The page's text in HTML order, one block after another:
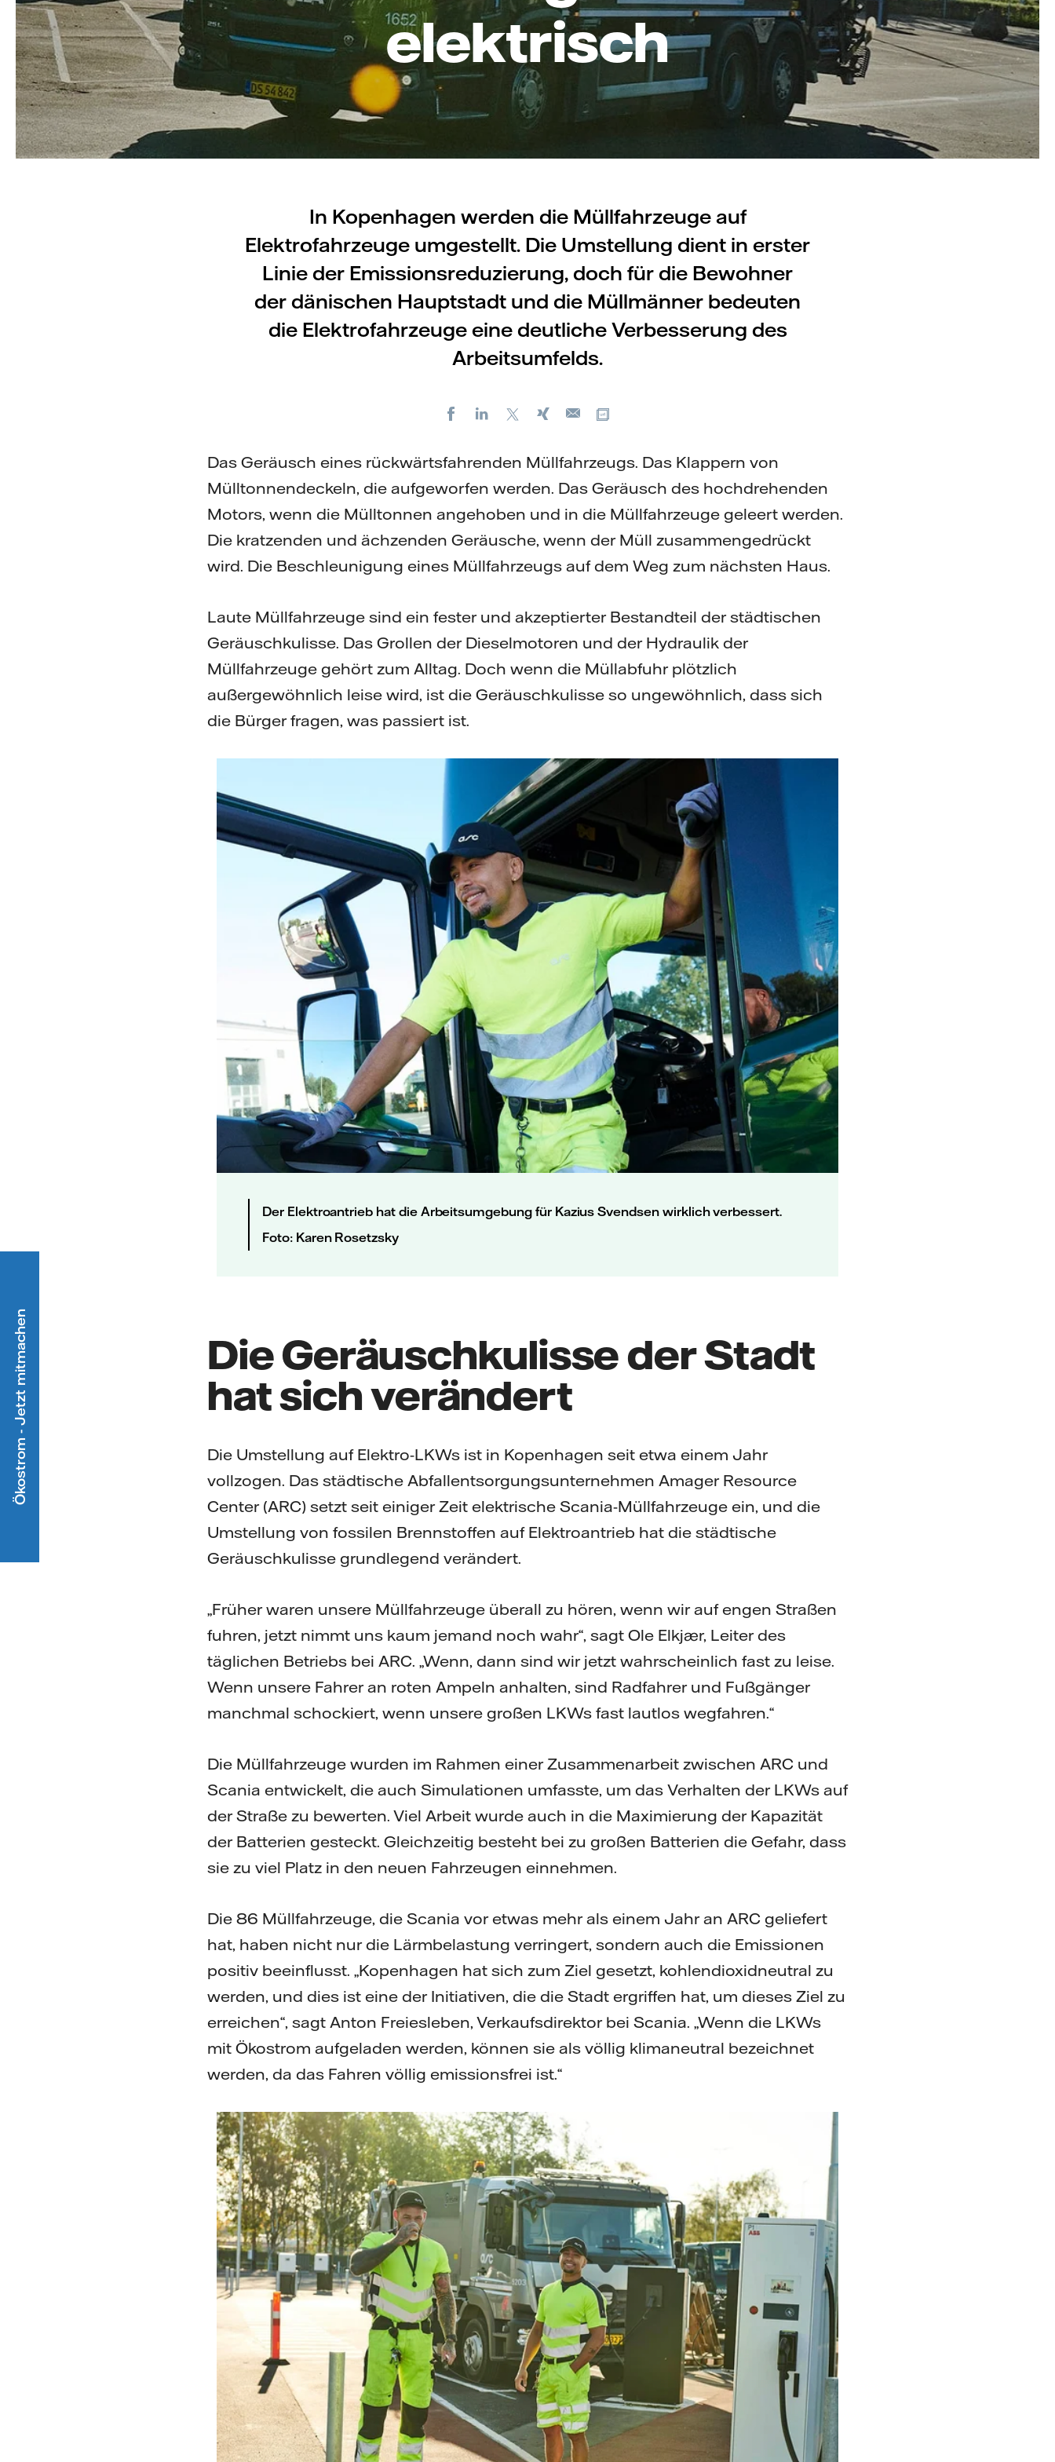
elektrisch
In Kopenhagen werden die Müllfahrzeuge auf
Elektrofahrzeuge umgestellt. Die Umstellung dient in erster
Linie der Emissionsreduzierung, doch für die Bewohner
der dänischen Hauptstadt und die Müllmänner bedeuten
die Elektrofahrzeuge eine deutliche Verbesserung des
Arbeitsumfelds.
FacebookLinkedIn Xing
E-
Das Geräusch eines rückwärtsfahrenden Müllfahrzeugs. Das Klappern von
Mülltonnendeckeln, die aufgeworfen werden. Das Geräusch des hochdrehenden
Motors, wenn die Mülltonnen angehoben und in die Müllfahrzeuge geleert werden.
Die kratzenden und ächzenden Geräusche, wenn der Müll zusammengedrückt
wird. Die Beschleunigung eines Müllfahrzeugs auf dem Weg zum nächsten Haus.
Laute Müllfahrzeuge sind ein fester und akzeptierter Bestandteil der städtischen
Geräuschkulisse. Das Grollen der Dieselmotoren und der Hydraulik der
Müllfahrzeuge gehört zum Alltag. Doch wenn die Müllabfuhr plötzlich
außergewöhnlich leise wird, ist die Geräuschkulisse so ungewöhnlich, dass sich
die Bürger fragen, was passiert ist.
Der Elektroantrieb hat die Arbeitsumgebung für Kazius Svendsen wirklich verbessert.
Foto: Karen Rosetzsky
Die Geräuschkulisse der Stadt
hat sich verändert
Die Umstellung auf Elektro-LKWs ist in Kopenhagen seit etwa einem Jahr
vollzogen. Das städtische Abfallentsorgungsunternehmen Amager Resource
Center (ARC) setzt seit einiger Zeit elektrische Scania-Müllfahrzeuge ein, und die
Umstellung von fossilen Brennstoffen auf Elektroantrieb hat die städtische
Geräuschkulisse grundlegend verändert.
„Früher waren unsere Müllfahrzeuge überall zu hören, wenn wir auf engen Straßen
fuhren, jetzt nimmt uns kaum jemand noch wahr“, sagt Ole Elkjær, Leiter des
täglichen Betriebs bei ARC. „Wenn, dann sind wir jetzt wahrscheinlich fast zu leise.
Wenn unsere Fahrer an roten Ampeln anhalten, sind Radfahrer und Fußgänger
manchmal schockiert, wenn unsere großen LKWs fast lautlos wegfahren.“
Die Müllfahrzeuge wurden im Rahmen einer Zusammenarbeit zwischen ARC und
Scania entwickelt, die auch Simulationen umfasste, um das Verhalten der LKWs auf
der Straße zu bewerten. Viel Arbeit wurde auch in die Maximierung der Kapazität
der Batterien gesteckt. Gleichzeitig besteht bei zu großen Batterien die Gefahr, dass
sie zu viel Platz in den neuen Fahrzeugen einnehmen.
Die 86 Müllfahrzeuge, die Scania vor etwas mehr als einem Jahr an ARC geliefert
hat, haben nicht nur die Lärmbelastung verringert, sondern auch die Emissionen
positiv beeinflusst. „Kopenhagen hat sich zum Ziel gesetzt, kohlendioxidneutral zu
werden, und dies ist eine der Initiativen, die die Stadt ergriffen hat, um dieses Ziel zu
erreichen“, sagt Anton Freiesleben, Verkaufsdirektor bei Scania. „Wenn die LKWs
mit Ökostrom aufgeladen werden, können sie als völlig klimaneutral bezeichnet
werden, da das Fahren völlig emissionsfrei ist.“
Ökostrom - Jetzt mitmachen